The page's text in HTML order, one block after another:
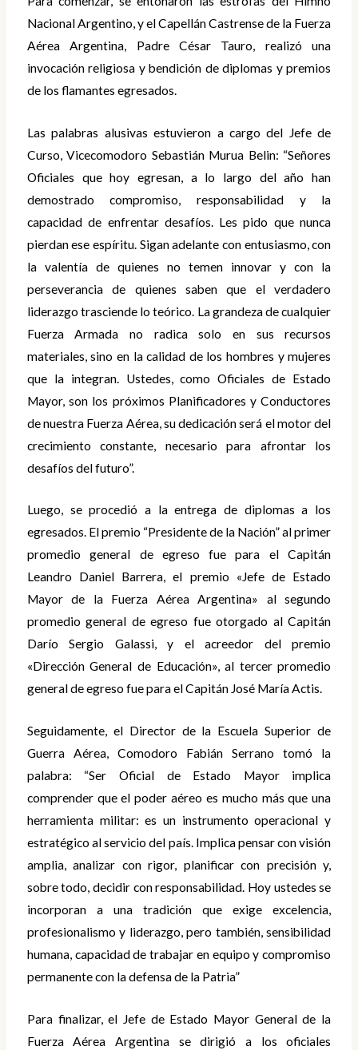
Nacional Argentino, y el Capellán Castrense de la Fuerza
Aérea Argentina, Padre César Tauro, realizó una
invocación religiosa y bendición de diplomas y premios
de los flamantes egresados.
Las palabras alusivas estuvieron a cargo del Jefe de
Curso, Vicecomodoro Sebastián Murua Belin: “Señores
Oficiales que hoy egresan, a lo largo del año han
demostrado compromiso, responsabilidad y la
capacidad de enfrentar desafíos. Les pido que nunca
pierdan ese espíritu. Sigan adelante con entusiasmo, con
la valentía de quienes no temen innovar y con la
perseverancia de quienes saben que el verdadero
liderazgo trasciende lo teórico. La grandeza de cualquier
Fuerza Armada no radica solo en sus recursos
materiales, sino en la calidad de los hombres y mujeres
que la integran. Ustedes, como Oficiales de Estado
Mayor, son los próximos Planificadores y Conductores
de nuestra Fuerza Aérea, su dedicación será el motor del
crecimiento constante, necesario para afrontar los
desafíos del futuro”.
Luego, se procedió a la entrega de diplomas a los
egresados. El premio “Presidente de la Nación” al primer
promedio general de egreso fue para el Capitán
Leandro Daniel Barrera, el premio «Jefe de Estado
Mayor de la Fuerza Aérea Argentina» al segundo
promedio general de egreso fue otorgado al Capitán
Darío Sergio Galassi, y el acreedor del premio
«Dirección General de Educación», al tercer promedio
general de egreso fue para el Capitán José María Actis.
Seguidamente, el Director de la Escuela Superior de
Guerra Aérea, Comodoro Fabián Serrano tomó la
palabra: “Ser Oficial de Estado Mayor implica
comprender que el poder aéreo es mucho más que una
herramienta militar: es un instrumento operacional y
estratégico al servicio del país. Implica pensar con visión
amplia, analizar con rigor, planificar con precisión y,
sobre todo, decidir con responsabilidad. Hoy ustedes se
incorporan a una tradición que exige excelencia,
profesionalismo y liderazgo, pero también, sensibilidad
humana, capacidad de trabajar en equipo y compromiso
permanente con la defensa de la Patria”
Para finalizar, el Jefe de Estado Mayor General de la
Fuerza Aérea Argentina se dirigió a los oficiales